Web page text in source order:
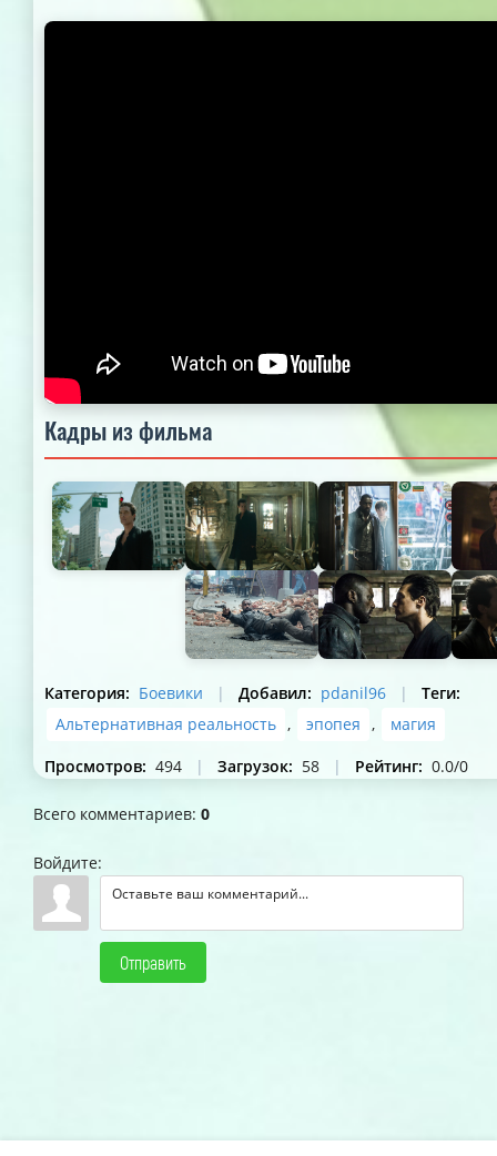
Кадры из фильма
Категория: Боевики | Добавил: pdanil96 | Теги:
Альтернативная реальность , эпопея ,
магия
Просмотров: 494 | Загрузок: 58 | Рейтинг: 0.0/0
Всего комментариев: 0
Войдите:
Отправить